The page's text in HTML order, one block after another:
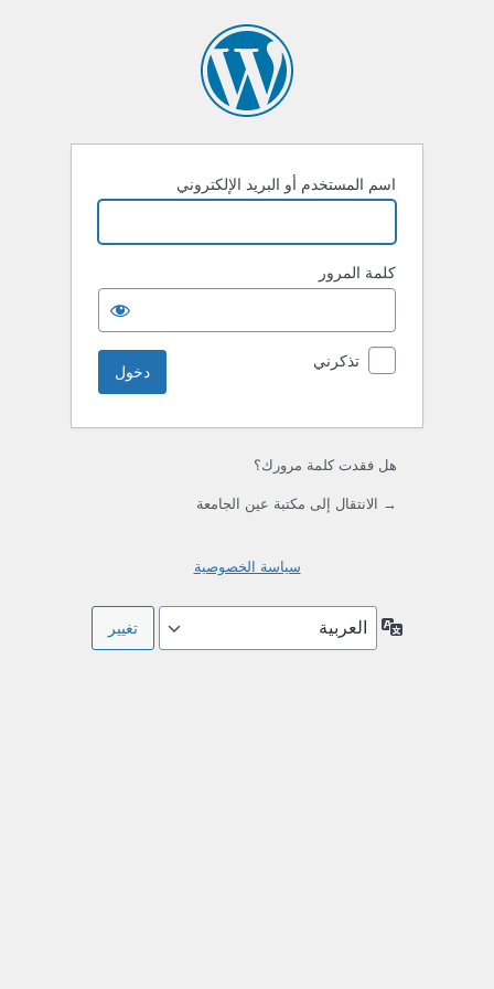
اسم المستخدم أو البريد الإلكتروني
كلمة المرور
تذكرني
هل فقدت كلمة مرورك؟
→ الانتقال إلى مكتبة عين الجامعة
سياسة الخصوصية
اللغة